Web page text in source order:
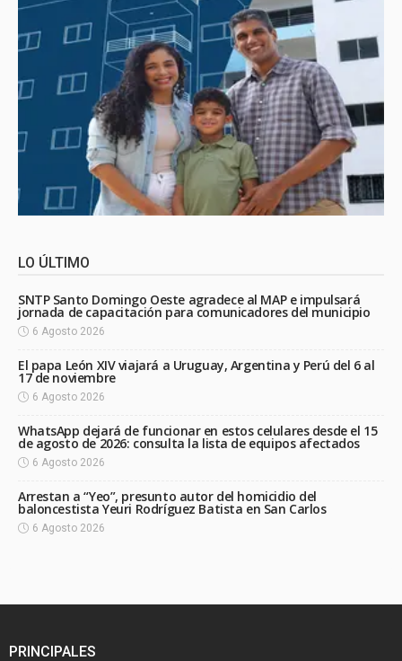
LO ÚLTIMO
SNTP Santo Domingo Oeste agradece al MAP e impulsará
jornada de capacitación para comunicadores del municipio
6 Agosto 2026
El papa León XIV viajará a Uruguay, Argentina y Perú del 6 al
17 de noviembre
6 Agosto 2026
WhatsApp dejará de funcionar en estos celulares desde el 15
de agosto de 2026: consulta la lista de equipos afectados
6 Agosto 2026
Arrestan a “Yeo”, presunto autor del homicidio del
baloncestista Yeuri Rodríguez Batista en San Carlos
6 Agosto 2026
PRINCIPALES